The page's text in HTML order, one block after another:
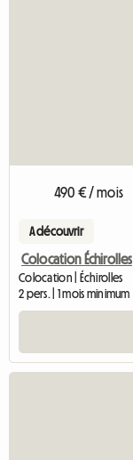
490 € / mois
A découvrir
Colocation Échirolles
Colocation | Échirolles
2 pers. | 1 mois minimum